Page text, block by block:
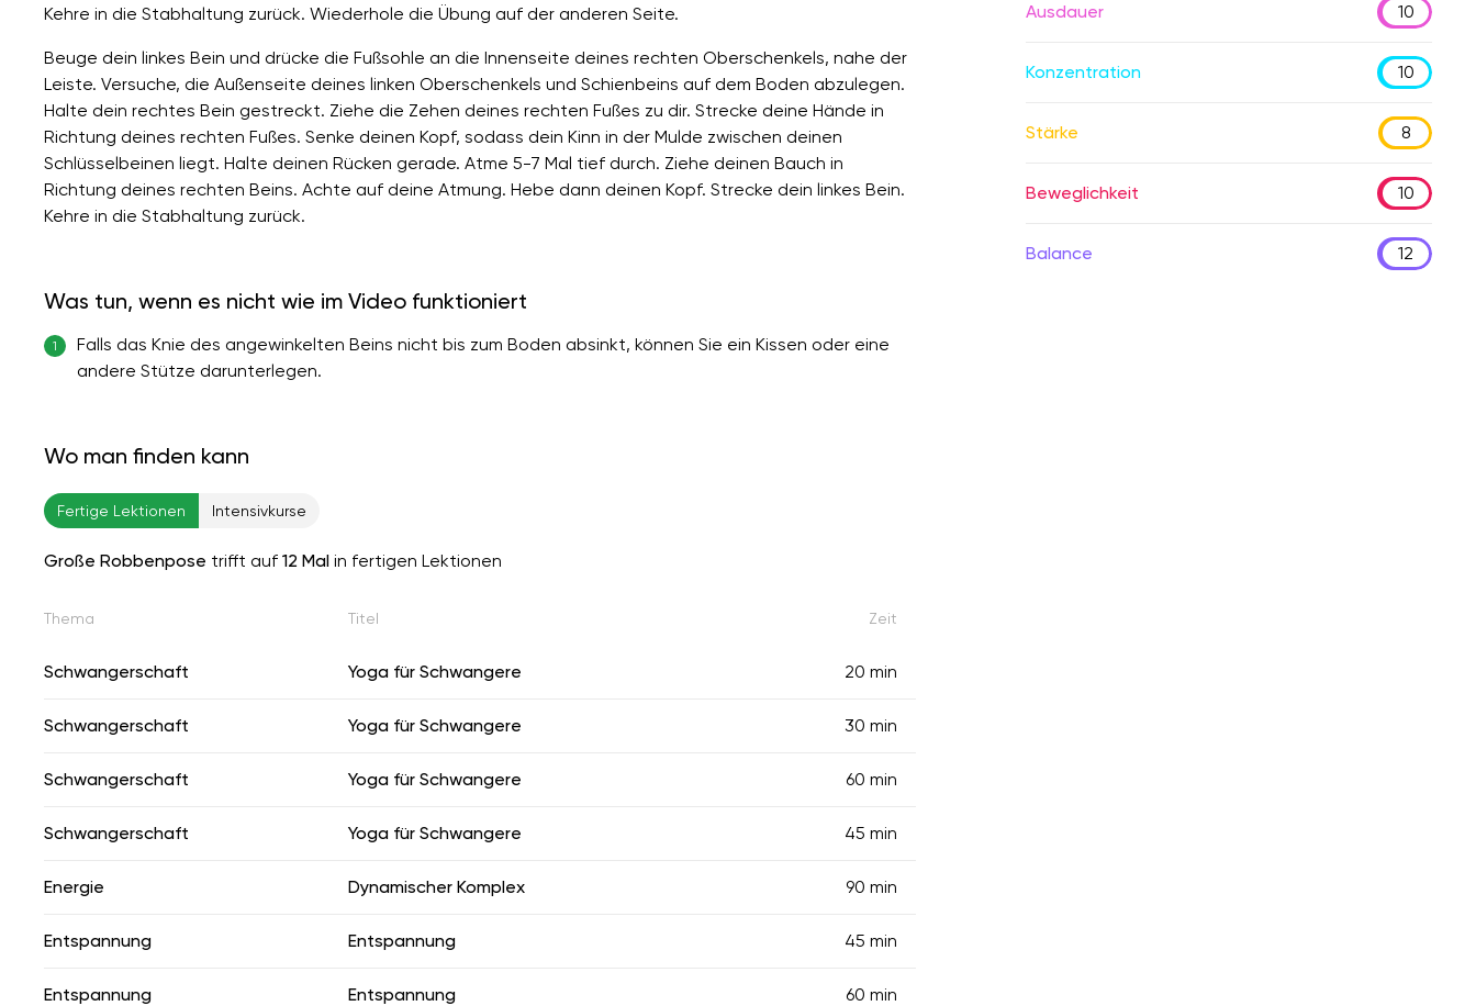
Kehre in die Stabhaltung zurück. Wiederhole die Übung auf der anderen Seite.
Beuge dein linkes Bein und drücke die Fußsohle an die Innenseite deines rechten Oberschenkels, nahe der
Leiste. Versuche, die Außenseite deines linken Oberschenkels und Schienbeins auf dem Boden abzulegen.
Halte dein rechtes Bein gestreckt. Ziehe die Zehen deines rechten Fußes zu dir. Strecke deine Hände in
Richtung deines rechten Fußes. Senke deinen Kopf, sodass dein Kinn in der Mulde zwischen deinen
Schlüsselbeinen liegt. Halte deinen Rücken gerade. Atme 5-7 Mal tief durch. Ziehe deinen Bauch in
Richtung deines rechten Beins. Achte auf deine Atmung. Hebe dann deinen Kopf. Strecke dein linkes Bein.
Kehre in die Stabhaltung zurück.
Was tun, wenn es nicht wie im Video funktioniert
1
Falls das Knie des angewinkelten Beins nicht bis zum Boden absinkt, können Sie ein Kissen oder eine
andere Stütze darunterlegen.
Wo man finden kann
Fertige Lektionen Intensivkurse
Große Robbenpose trifft auf 12 Mal in fertigen Lektionen
Thema Titel Zeit
Schwangerschaft Yoga für Schwangere 20 min
Schwangerschaft Yoga für Schwangere 30 min
Schwangerschaft Yoga für Schwangere 60 min
Schwangerschaft Yoga für Schwangere 45 min
Energie Dynamischer Komplex 90 min
Entspannung Entspannung 45 min
Entspannung Entspannung 60 min
Ausdauer 10
Konzentration 10
Stärke 8
Beweglichkeit 10
Balance 12